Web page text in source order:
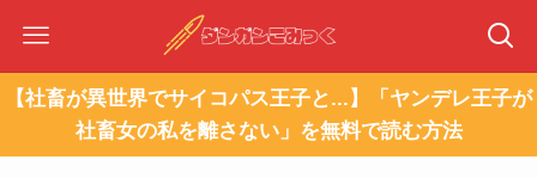
【社畜が異世界でサイコパス王子と...】「ヤンデレ王子が
社畜女の私を離さない」を無料で読む方法